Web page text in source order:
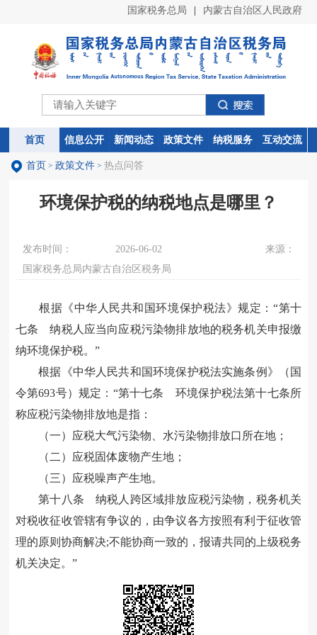
国家税务总局 内蒙古自治区人民政府
首页 信息公开 新闻动态 政策文件 纳税服务 互动交流
首页 信息公开 新闻动态 政策文件 纳税服务 互动交流
首页 > 政策文件> 热点问答
环境保护税的纳税地点是哪里？
发布时间： 2026-06-02
来源：
国家税务总局内蒙古自治区税务局
根据《中华人民共和国环境保护税法》规定：“第十
七条 纳税人应当向应税污染物排放地的税务机关申报缴
纳环境保护税。”
根据《中华人民共和国环境保护税法实施条例》（国
令第693号）规定：“第十七条 环境保护税法第十七条所
称应税污染物排放地是指：
（一）应税大气污染物、水污染物排放口所在地；
（二）应税固体废物产生地；
（三）应税噪声产生地。
第十八条 纳税人跨区域排放应税污染物，税务机关
对税收征收管辖有争议的，由争议各方按照有利于征收管
理的原则协商解决;不能协商一致的，报请共同的上级税务
机关决定。”